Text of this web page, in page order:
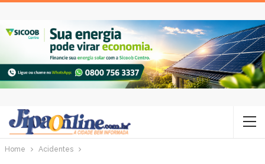
Home Acidentes